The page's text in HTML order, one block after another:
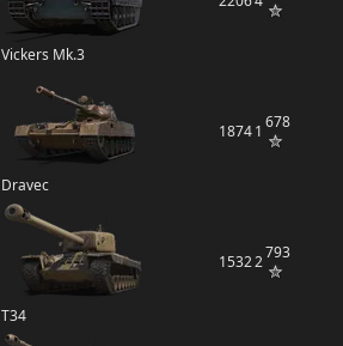
Vickers Mk.3
Dravec
18741 678
T34
15322793